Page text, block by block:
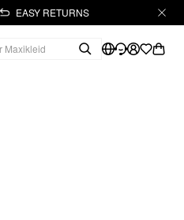
EASY RETURNS